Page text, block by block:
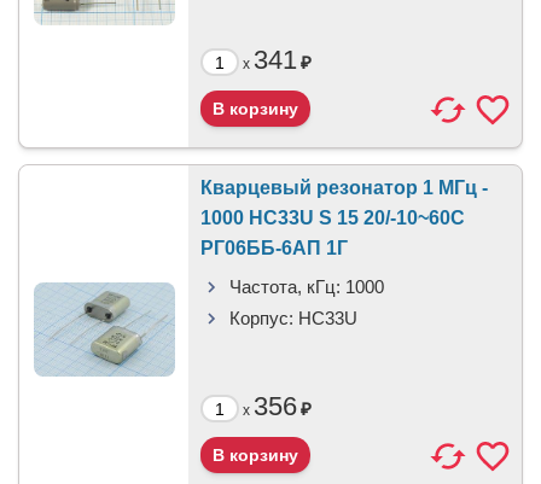
x 341₽
Кварцевый резонатор 1 МГц -
1000 HC33U S 15 20/-10~60C
РГ06ББ-6АП 1Г
Частота, кГц: 1000
Корпус: HC33U
x 356₽